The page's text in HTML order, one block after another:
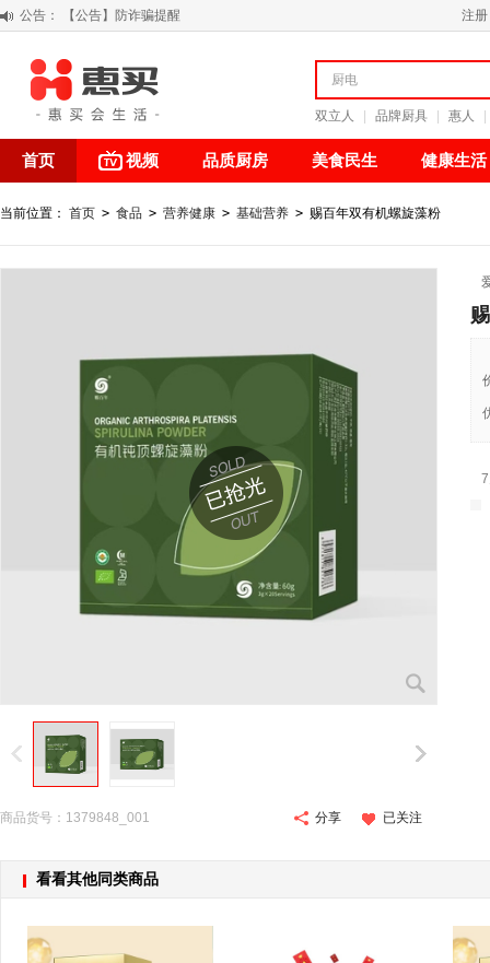
公告：
【公告】防诈骗提醒
阳春三月 惠买带你感受第一颗黄果柑的清新甘甜
关于假冒我公司“惠买小程序“的声明
注册
双立人 品牌厨具 惠人
首页 视频 品质厨房 美食民生 健康生活
当前位置： 首页 > 食品 > 营养健康 > 基础营养 > 赐百年双有机螺旋藻粉
商品货号：1379848_001 分享 已关注
看看其他同类商品